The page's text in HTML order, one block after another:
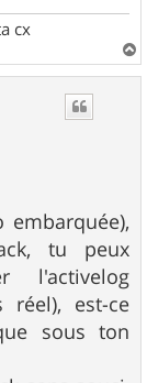
cx
a
tu peux
l'activelog
réel), est-ce
sous ton